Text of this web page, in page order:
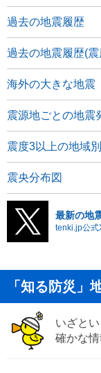
過去の地震履歴
過去の地震履歴(
海外の大きな地震
震源地ごとの地震
震度3以上の地域
震央分布図
最新の地
tenki.jp公式
「知る防災」
いざと
確かな